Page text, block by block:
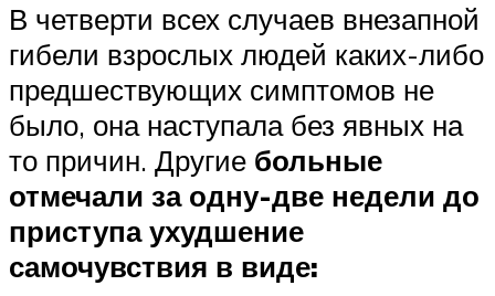
В четверти всех случаев внезапной
гибели взрослых людей каких-либо
предшествующих симптомов не
было, она наступала без явных на
то причин. Другие больные
отмечали за одну-две недели до
приступа ухудшение
самочувствия в виде: